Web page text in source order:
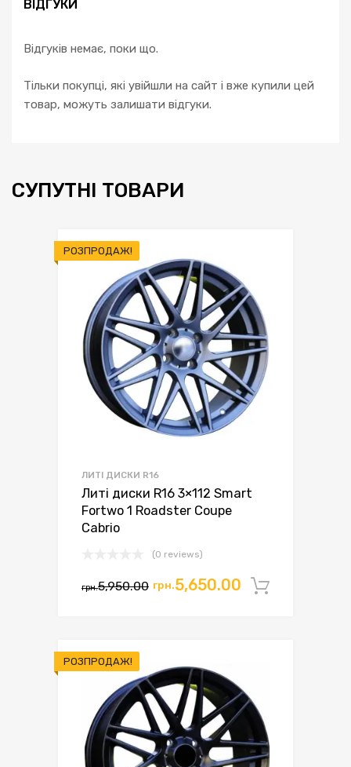
ВІДГУКИ
Відгуків немає, поки що.
Тільки покупці, які увійшли на сайт і вже купили цей
товар, можуть залишати відгуки.
СУПУТНІ ТОВАРИ
РОЗПРОДАЖ!
ЛИТІ ДИСКИ R16
Литі диски R16 3×112 Smart
Fortwo 1 Roadster Coupe
Cabrio
(0 reviews)
грн.5,950.00 Оригінальна
грн.5,650.00 Поточна
РОЗПРОДАЖ!